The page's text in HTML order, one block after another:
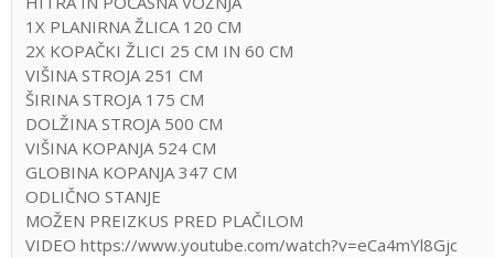
1X PLANIRNA ŽLICA 120 CM
2X KOPAČKI ŽLICI 25 CM IN 60 CM
VIŠINA STROJA 251 CM
ŠIRINA STROJA 175 CM
DOLŽINA STROJA 500 CM
VIŠINA KOPANJA 524 CM
GLOBINA KOPANJA 347 CM
ODLIČNO STANJE
MOŽEN PREIZKUS PRED PLAČILOM
VIDEO https://www.youtube.com/watch?v=eCa4mYl8Gjc